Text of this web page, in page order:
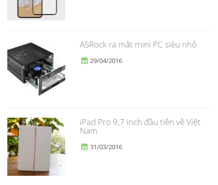
ASRock ra mắt mini PC siêu nhỏ
29/04/2016
iPad Pro 9,7 inch đầu tiên về Việt
Nam
31/03/2016